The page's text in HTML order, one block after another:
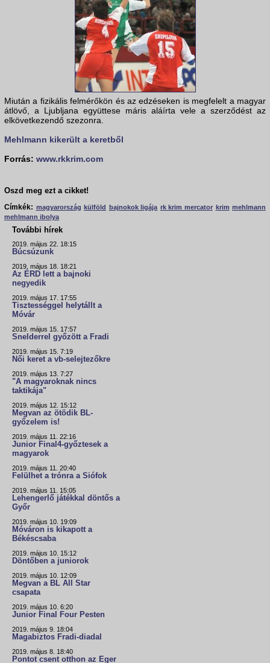
Miután a fizikális felmérőkön és az edzéseken is megfelelt a magyar
átlövő, a Ljubljana együttese máris aláírta vele a szerződést az
elkövetkezendő szezonra.
Mehlmann kikerült a keretből
Forrás: www.rkkrim.com
Oszd meg ezt a cikket!
Címkék: magyarország külföld bajnokok ligája rk krim mercator krim mehlmann
mehlmann ibolya
További hírek
2019. május 22. 18:15
Búcsúzunk
2019. május 18. 18:21
Az ÉRD lett a bajnoki
negyedik
2019. május 17. 17:55
Tisztességgel helytállt a
Móvár
2019. május 15. 17:57
Snelderrel győzött a Fradi
2019. május 15. 7:19
Női keret a vb-selejtezőkre
2019. május 13. 7:27
"A magyaroknak nincs
taktikája"
2019. május 12. 15:12
Megvan az ötödik BL-
győzelem is!
2019. május 11. 22:16
Junior Final4-győztesek a
magyarok
2019. május 11. 20:40
Felülhet a trónra a Siófok
2019. május 11. 15:05
Lehengerlő játékkal döntős a
Győr
2019. május 10. 19:09
Móváron is kikapott a
Békéscsaba
2019. május 10. 15:12
Döntőben a juniorok
2019. május 10. 12:09
Megvan a BL All Star
csapata
2019. május 10. 6:20
Junior Final Four Pesten
2019. május 9. 18:04
Magabiztos Fradi-diadal
2019. május 8. 18:40
Pontot csent otthon az Eger